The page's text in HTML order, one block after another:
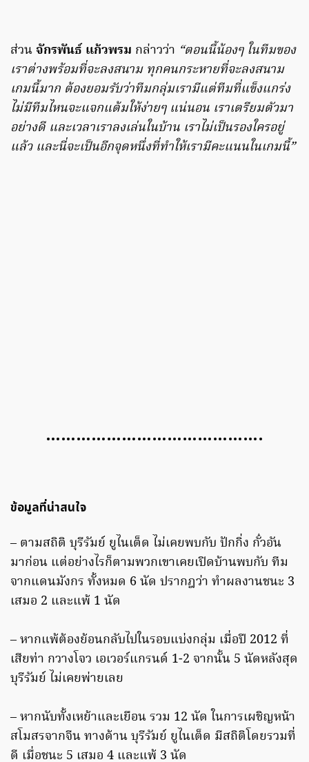
ส่วน จักรพันธ์ แก้วพรม กล่าวว่า “ตอนนี้น้องๆ ในทีมของ
เราต่างพร้อมที่จะลงสนาม ทุกคนกระหายที่จะลงสนาม
เกมนี้มาก ต้องยอมรับว่าทีมกลุ่มเรามีแต่ทีมที่แข็งแกร่ง
ไม่มีทีมไหนจะแจกแต้มให้ง่ายๆ แน่นอน เราเตรียมตัวมา
อย่างดี และเวลาเราลงเล่นในบ้าน เราไม่เป็นรองใครอยู่
แล้ว และนี่จะเป็นอีกจุดหนึ่งที่ทำให้เรามีคะแนนในเกมนี้”
…………………………………….
ข้อมูลที่น่าสนใจ
– ตามสถิติ บุรีรัมย์ ยูไนเต็ด ไม่เคยพบกับ ปักกิ่ง กั๋วอัน
มาก่อน แต่อย่างไรก็ตามพวกเขาเคยเปิดบ้านพบกับ ทีม
จากแดนมังกร ทั้งหมด 6 นัด ปรากฎว่า ทำผลงานชนะ 3
เสมอ 2 และแพ้ 1 นัด
– หากแพ้ต้องย้อนกลับไปในรอบแบ่งกลุ่ม เมื่อปี 2012 ที่
เสียท่า กวางโจว เอเวอร์แกรนด์ 1-2 จากนั้น 5 นัดหลังสุด
บุรีรัมย์ ไม่เคยพ่ายเลย
– หากนับทั้งเหย้าและเยือน รวม 12 นัด ในการเผชิญหน้า
สโมสรจากจีน ทางด้าน บุรีรัมย์ ยูไนเต็ด มีสถิติโดยรวมที่
ดี เมื่อชนะ 5 เสมอ 4 และแพ้ 3 นัด